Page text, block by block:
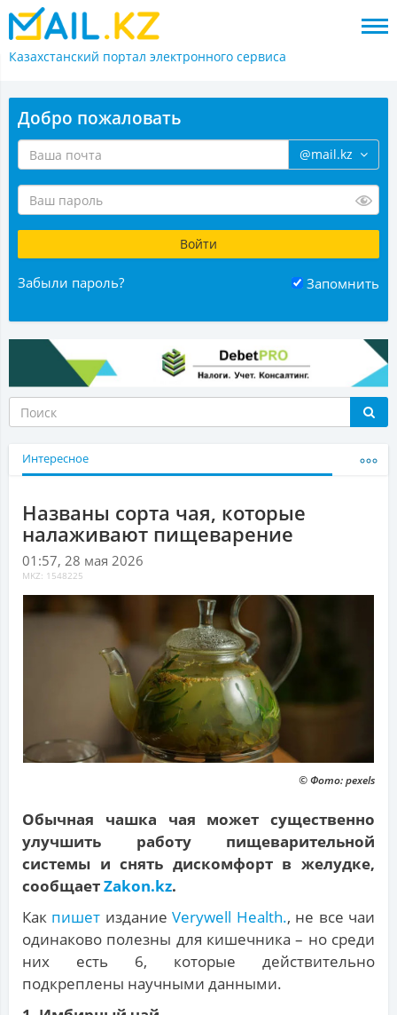
Казахстанский портал электронного сервиса
Добро пожаловать
@mail.kz
Забыли пароль? Запомнить
Интересное
Названы сорта чая, которые
налаживают пищеварение
01:57, 28 мая 2026
MKZ: 1548225
© Фото: pexels
Обычная чашка чая может существенно
улучшить работу пищеварительной
системы и снять дискомфорт в желудке,
сообщаетZakon.kz.
Как пишет издание Verywell Health., не все чаи
одинаково полезны для кишечника – но среди
них есть 6, которые действительно
подкреплены научными данными.